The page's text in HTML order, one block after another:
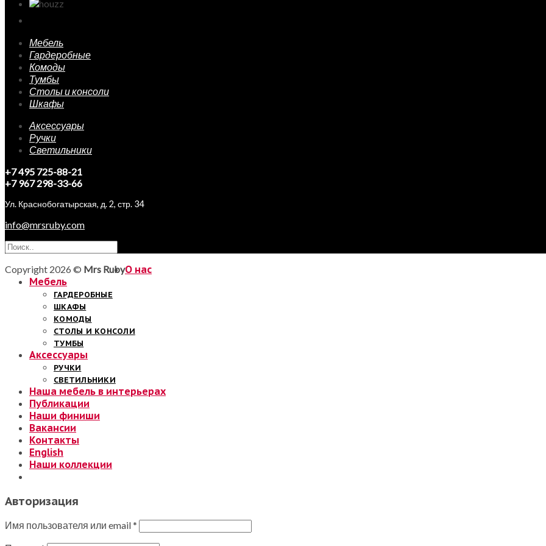
Мебель
Гардеробные
Комоды
Тумбы
Столы и консоли
Шкафы
Аксессуары
Ручки
Светильники
+7 495 725-88-21
+7 967 298-33-66
Ул. Краснобогатырская, д. 2, стр. 34
info@mrsruby.com
Copyright 2026 © Mrs RubyО нас
Мебель
ГАРДЕРОБНЫЕ
ШКАФЫ
КОМОДЫ
СТОЛЫ И КОНСОЛИ
ТУМБЫ
Аксессуары
РУЧКИ
СВЕТИЛЬНИКИ
Наша мебель в интерьерах
Публикации
Наши финиши
Вакансии
Контакты
English
Наши коллекции
Авторизация
Имя пользователя или email*